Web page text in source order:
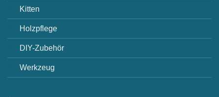
Kitten
Holzpflege
DIY-Zubehör
Werkzeug